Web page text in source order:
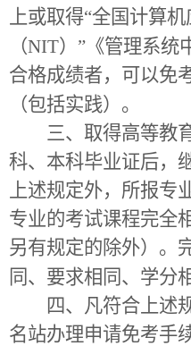
上或取得“全国计算
（NIT）”《管理系统
合格成绩者，可以免
（包括实践）。
三、取得高等教
科、本科毕业证后，
上述规定外，所报专
专业的考试课程完全
另有规定的除外）。
同、要求相同、学分
四、凡符合上述
名站办理申请免考手